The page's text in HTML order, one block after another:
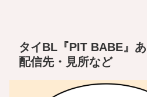
タイBL『PIT BABE』
配信先・見所など